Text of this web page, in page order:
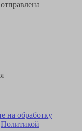
на обработку
Политикой